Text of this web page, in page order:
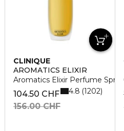
CLINIQUE
AROMATICS ELIXIR
Aromatics Elixir Perfume Spray
104.50 CHF
156.00 CHF
4.8 1202